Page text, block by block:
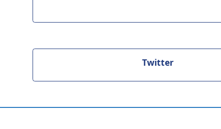
Twitter